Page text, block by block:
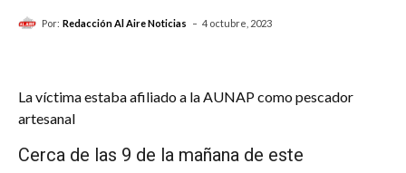
Por: Redacción Al Aire Noticias - 4 octubre, 2023
La víctima estaba afiliado a la AUNAP como pescador
artesanal
Cerca de las 9 de la mañana de este